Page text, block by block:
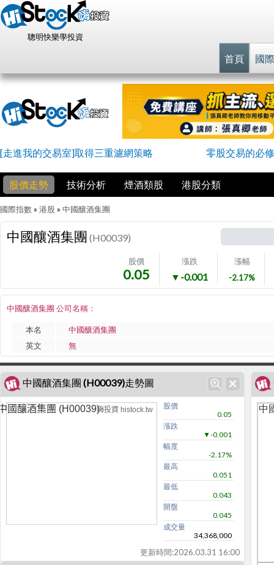
聰明快樂學投資
首頁 國
[走進我的交易室]取得三重濾網策略 零股交易的必
股價走勢 技術分析 煙酒類股 港股分類
國際指數 » 港股 » 中國釀酒集團
中國釀酒集團 (H00039)
股價
0.05
漲跌
▼-0.001
漲幅
-2.17%
中國釀酒集團 公司名稱：
本名
中國釀酒集團
英文
無
中國釀酒集團 (H00039)走勢圖
國釀酒集團 (H00039)嗨投資 histock.tw
股價
0.05
漲跌
▼-0.001
幅度
-2.17%
最高
0.051
最低
0.043
開盤
0.045
成交量
34,368,000
更新時間:2026.03.31 16:00
中